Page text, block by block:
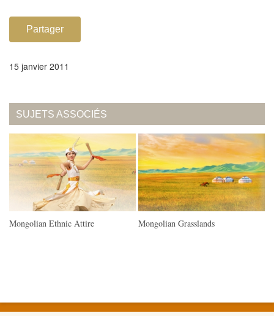
Partager
15 janvier 2011
SUJETS ASSOCIÉS
Mongolian Ethnic Attire Mongolian Grasslands